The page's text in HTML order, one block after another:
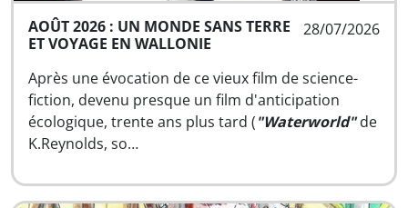
28/07/2026
AOÛT 2026 : UN MONDE SANS TERRE
ET VOYAGE EN WALLONIE
Après une évocation de ce vieux film de science-
fiction, devenu presque un film d'anticipation
écologique, trente ans plus tard ("Waterworld"de
K.Reynolds, so…